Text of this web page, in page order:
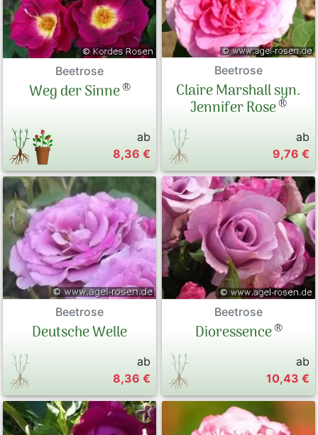
Beetrose
Weg der Sinne®
ab
8,36 €
Beetrose
Claire Marshall syn.
Jennifer Rose®
ab
9,76 €
Beetrose
Deutsche Welle
ab
8,36 €
Beetrose
Dioressence®
ab
10,43 €